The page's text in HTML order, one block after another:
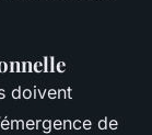
doivent
de